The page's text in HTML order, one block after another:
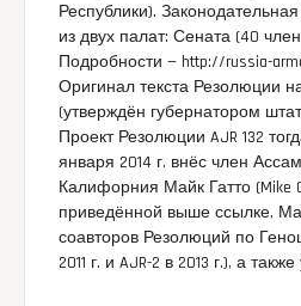
Республики).
из двух палат: Сената (40
Подробности — http://russia-
Оригинал текста Резолюции
(утверждён губернатором
Проект Резолюции AJR 132
января 2014 г. внёс член
Калифорния Майк Гатто (Mike
приведённой выше ссылке,
соавторов Резолюций по
2011 г. и AJR-2 в 2013 г.), а